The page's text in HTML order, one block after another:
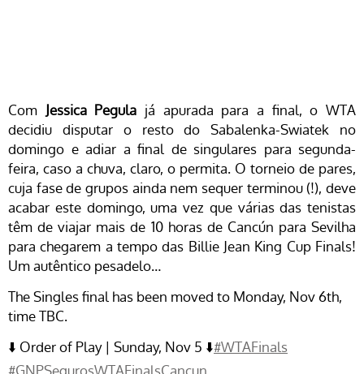
ComJessica Pegula já apurada para a final, o WTA
decidiu disputar o resto do Sabalenka-Swiatek no
domingo e adiar a final de singulares para segunda-
feira, caso a chuva, claro, o permita. O torneio de pares,
cuja fase de grupos ainda nem sequer terminou (!), deve
acabar este domingo, uma vez que várias das tenistas
têm de viajar mais de 10 horas de Cancún para Sevilha
para chegarem a tempo das Billie Jean King Cup Finals!
Um autêntico pesadelo…
The Singles final has been moved to Monday, Nov 6th,
time TBC.
⬇️ Order of Play | Sunday, Nov 5 ⬇️#WTAFinals